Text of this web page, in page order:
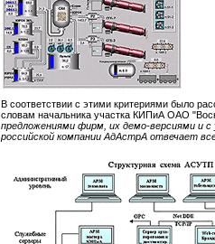
В соответствии с этими критериями было
словам начальника участка КИПиА ОАО
предложениями фирм, их демо-версиями и с
российской компании АдАстрА отвечает